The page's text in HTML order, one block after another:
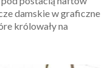
damskie w graficzne
królowały na